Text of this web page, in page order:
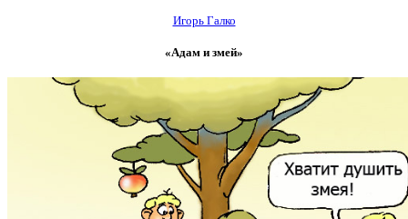
Игорь Галко
«Адам и змей»